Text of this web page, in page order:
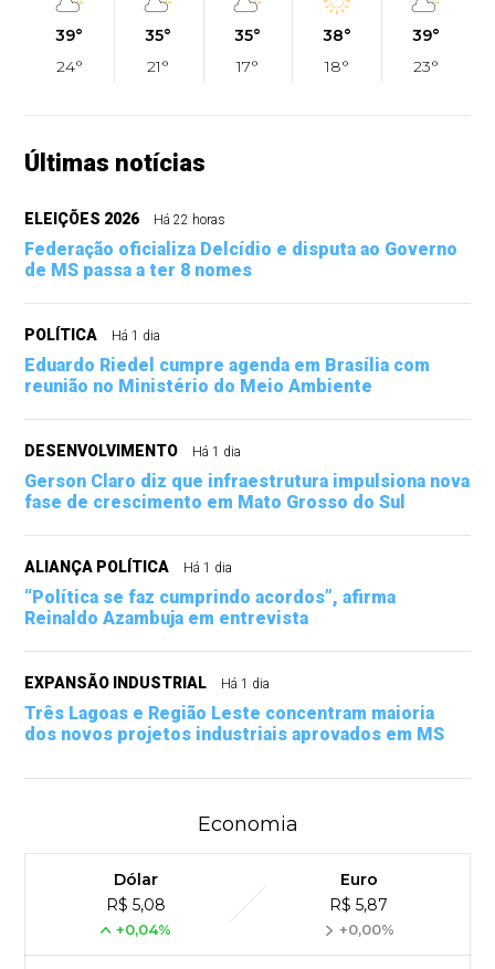
39°
24°
35°
21°
35°
17°
38°
18°
39°
23°
Últimas notícias
ELEIÇÕES 2026 Há 22 horas
Federação oficializa Delcídio e disputa ao Governo
de MS passa a ter 8 nomes
POLÍTICA Há 1 dia
Eduardo Riedel cumpre agenda em Brasília com
reunião no Ministério do Meio Ambiente
DESENVOLVIMENTO Há 1 dia
Gerson Claro diz que infraestrutura impulsiona nova
fase de crescimento em Mato Grosso do Sul
ALIANÇA POLÍTICA Há 1 dia
“Política se faz cumprindo acordos”, afirma
Reinaldo Azambuja em entrevista
EXPANSÃO INDUSTRIAL Há 1 dia
Três Lagoas e Região Leste concentram maioria
dos novos projetos industriais aprovados em MS
Economia
Dólar
R$ 5,08
+0,04%
Euro
R$ 5,87
+0,00%